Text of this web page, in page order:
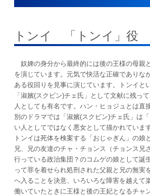
トンイ 「トンイ」役
奴婢の身分から最終的には後の王様の母親
を演じています。元気で快活な正確でありな
ある役回りを見事に演じています。トンイと
「淑嬪(スクビン)チェ氏」として文献に残っ
人としても有名です。ハン・ヒョジュとは直
別のドラマでは「淑嬪(スクビン)チェ氏」は
い人としてではなく悪女として描かれています
トンイは死体を検案する「おじゃぎん」の娘
兄、兄の友達のチャ・チョンス（チョンス兄
行っている政治集団？のコムゲの娘として誕
って罪を着せられ処刑された父親と兄の無実
へ入ることを決意、いろいろな障害を越えて
働いていたときに王様と後の王妃となるチャ